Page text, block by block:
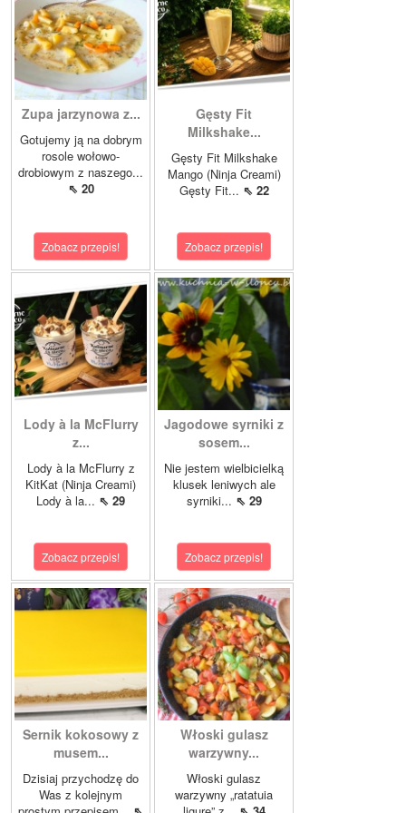
Zupa jarzynowa z...
Gotujemy ją na dobrym
rosole wołowo-
drobiowym z naszego...
⇖ 20
Zobacz przepis!
Gęsty Fit
Milkshake...
Gęsty Fit Milkshake
Mango (Ninja Creami)
Gęsty Fit... ⇖ 22
Zobacz przepis!
Lody à la McFlurry
z...
Lody à la McFlurry z
KitKat (Ninja Creami)
Lody à la... ⇖ 29
Zobacz przepis!
Jagodowe syrniki z
sosem...
Nie jestem wielbicielką
klusek leniwych ale
syrniki... ⇖ 29
Zobacz przepis!
Sernik kokosowy z
musem...
Dzisiaj przychodzę do
Was z kolejnym
Włoski gulasz
warzywny...
Włoski gulasz
warzywny „ratatuia